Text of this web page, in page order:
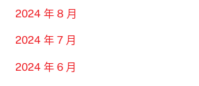
2024 年 8 月
2024 年 7 月
2024 年 6 月